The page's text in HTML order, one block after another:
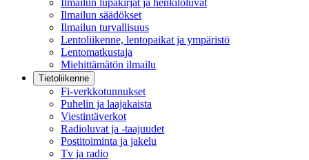
Ilmailun lupakirjat ja henkilöluvat
Ilmailun säädökset
Ilmailun turvallisuus
Lentoliikenne, lentopaikat ja ympäristö
Lentomatkustaja
Miehittämätön ilmailu
Tietoliikenne
Fi-verkkotunnukset
Puhelin ja laajakaista
Viestintäverkot
Radioluvat ja -taajuudet
Postitoiminta ja jakelu
Tv ja radio